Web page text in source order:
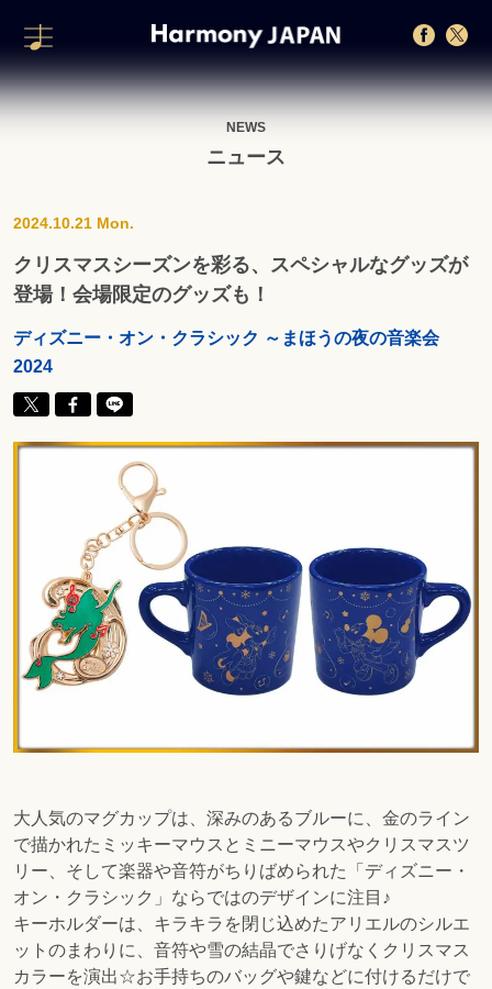
NEWS
ニュース
2024.10.21 Mon.
クリスマスシーズンを彩る、スペシャルなグッズが
登場！会場限定のグッズも！
ディズニー・オン・クラシック ～まほうの夜の音楽会
2024
大人気のマグカップは、深みのあるブルーに、金のライン
で描かれたミッキーマウスとミニーマウスやクリスマスツ
リー、そして楽器や音符がちりばめられた「ディズニー・
オン・クラシック」ならではのデザインに注目♪
キーホルダーは、キラキラを閉じ込めたアリエルのシルエ
ットのまわりに、音符や雪の結晶でさりげなくクリスマス
カラーを演出☆お手持ちのバッグや鍵などに付けるだけで